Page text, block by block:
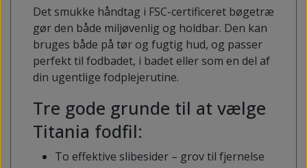
Det smukke håndtag i FSC-certificeret bøgetræ
gør den både miljøvenlig og holdbar. Den kan
bruges både på tør og fugtig hud, og passer
perfekt til fodbadet, i badet eller som en del af
din ugentlige fodplejerutine.
Tre gode grunde til at vælge
Titania fodfil:
To effektive slibesider – grov til fjernelse